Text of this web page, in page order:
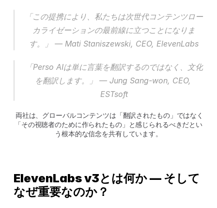
「この提携により、私たちは次世代コンテンツロー
カライゼーションの最前線に立つことになりま
す。」 — Mati Staniszewski, CEO, ElevenLabs
「Perso AIは単に言葉を翻訳するのではなく、文化
を翻訳します。」 — Jung Sang-won, CEO,
ESTsoft
両社は、グローバルコンテンツは「翻訳されたもの」ではなく
「その視聴者のために作られたもの」と感じられるべきだとい
う根本的な信念を共有しています。
ElevenLabs v3とは何か — そして
なぜ重要なのか？